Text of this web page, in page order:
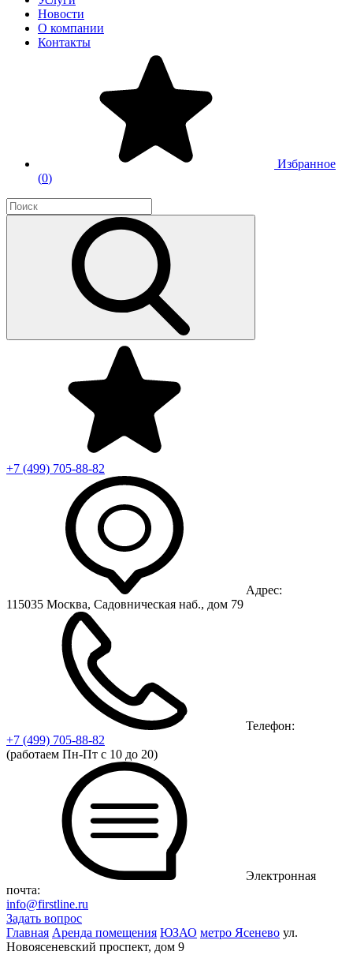
Новости
О компании
Контакты
Избранное
(0)
+7 (499) 705-88-82
Адрес:
115035 Москва, Садовническая наб., дом 79
Телефон:
+7 (499) 705-88-82
(работаем Пн-Пт с 10 до 20)
Электронная
почта:
info@firstline.ru
Задать вопрос
Главная Аренда помещения ЮЗАО метро Ясенево ул.
Новоясеневский проспект, дом 9